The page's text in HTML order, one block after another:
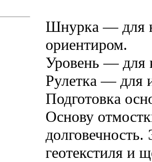
Шнурка — для
ориентиром.
Уровень — для
Рулетка — для
Подготовка
Основу
геотекстиля и